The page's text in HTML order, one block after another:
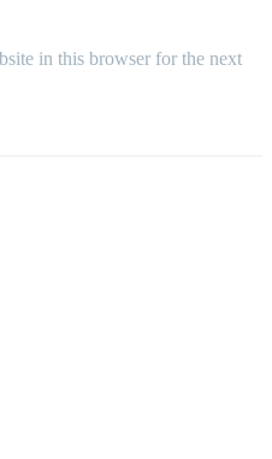
in this browser for the next